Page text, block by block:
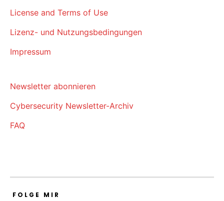
License and Terms of Use
Lizenz- und Nutzungsbedingungen
Impressum
Newsletter abonnieren
Cybersecurity Newsletter-Archiv
FAQ
FOLGE MIR